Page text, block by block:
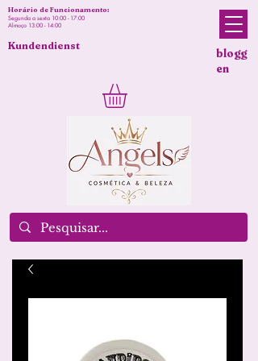
blogg
en
Horário de Funcionamento:
Segunda a sexta 10:00 - 17:00
Almoço 13:00 - 14:00
Kundendienst